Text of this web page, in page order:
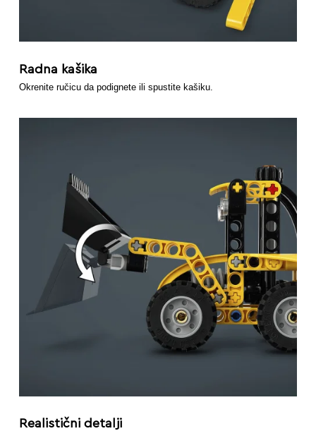
Radna kašika
Okrenite ručicu da podignete ili spustite kašiku.
Realistični detalji